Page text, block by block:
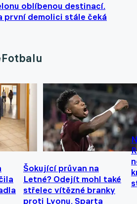
oblíbenou destinací.
první demolici stále čeká
Šokující průvan na
Letné? Odejít mohl také
střelec vítězné branky
proti Lyonu. Sparta